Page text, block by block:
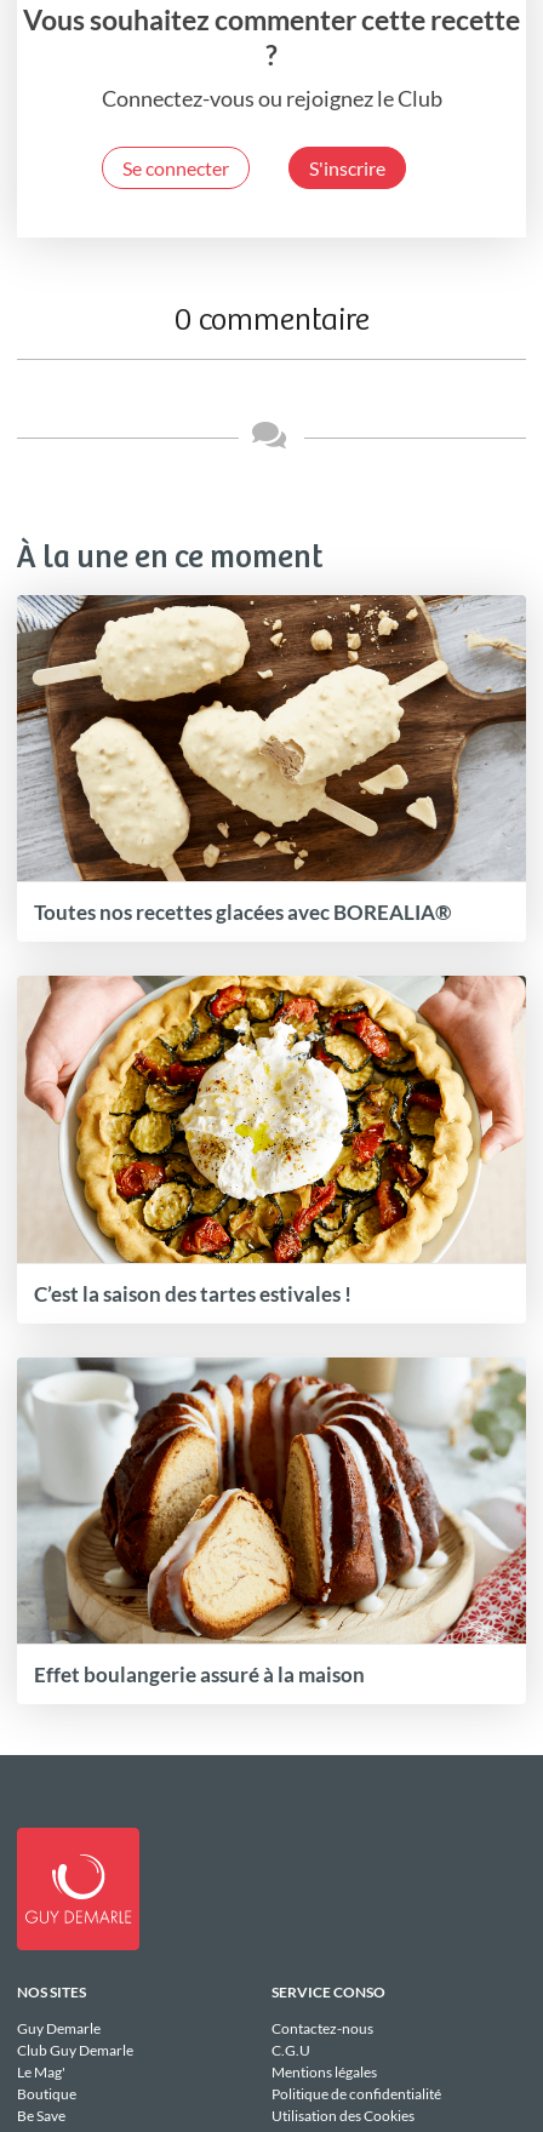
Vous souhaitez commenter cette recette
?
Connectez-vous ou rejoignez le Club
Se connecter S'inscrire
0 commentaire
À la une en ce moment
Toutes nos recettes glacées avec BOREALIA®
C’est la saison des tartes estivales !
Effet boulangerie assuré à la maison
NOS SITES
Guy Demarle
Club Guy Demarle
Le Mag'
Boutique
Be Save
SERVICE CONSO
Contactez-nous
C.G.U
Mentions légales
Politique de confidentialité
Utilisation des Cookies